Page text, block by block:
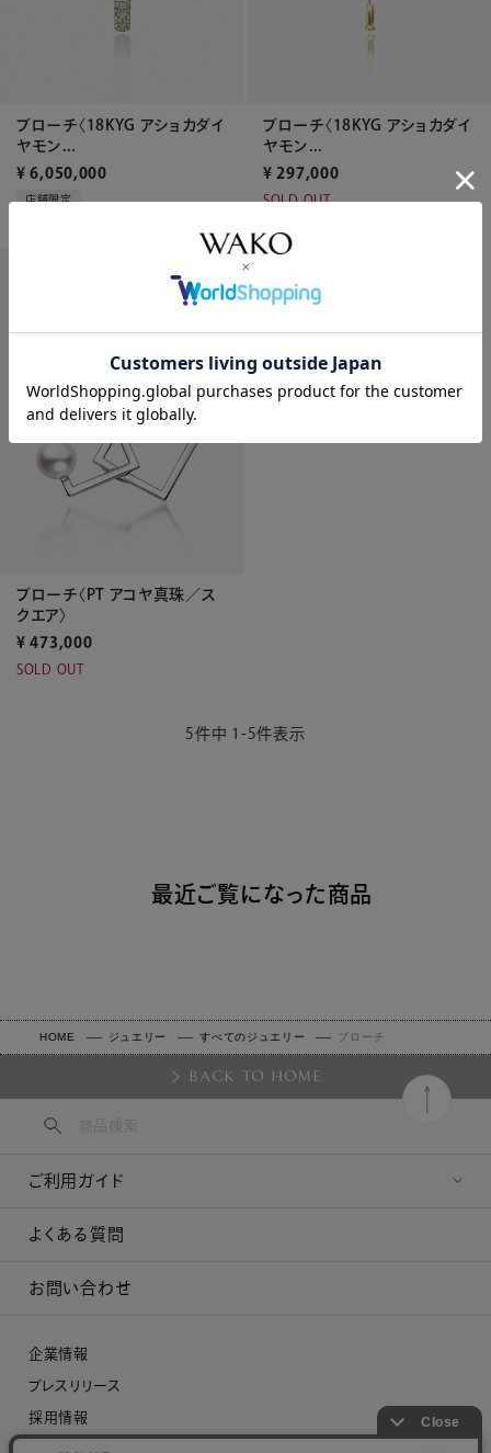
ブローチ〈18KYG アショカダイ
ヤモン...
¥ 6,050,000
店舗限定
ブローチ〈18KYG アショカダイ
ヤモン...
¥ 297,000
SOLD OUT
ブローチ〈PT アコヤ真珠／ス
クエア〉
¥ 473,000
SOLD OUT
5件中 1 -5件表示
最近ご覧になった商品
HOME ジュエリー すべてのジュエリー ブローチ
BACK TO HOME
ご利用ガイド
よくある質問
お問い合わせ
企業情報
プレスリリース
採用情報
特定商取引に関する法律に基づく表示